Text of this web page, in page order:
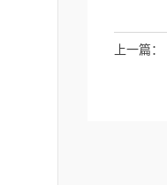
上一篇：